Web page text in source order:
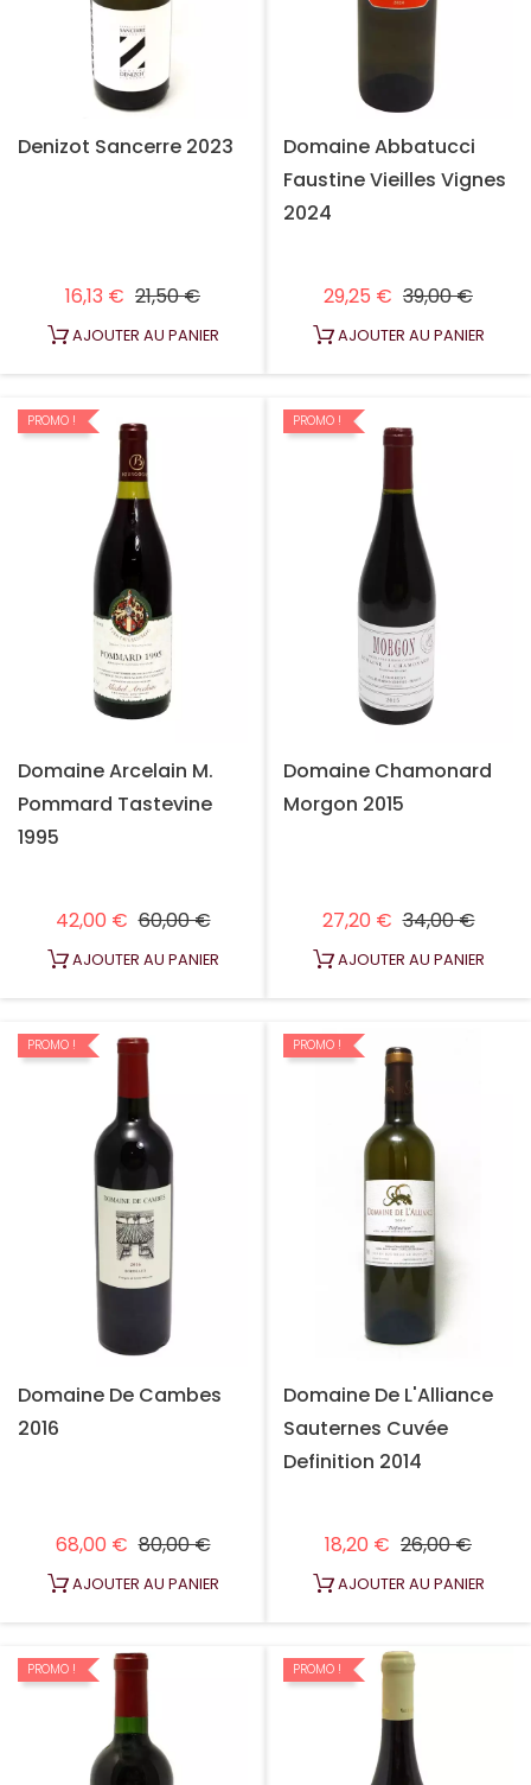
Denizot Sancerre 2023
16,13 € Prix habituel
21,50 €Prix
AJOUTER AU PANIER
Domaine Abbatucci
Faustine Vieilles Vignes
2024
29,25 € Prix habituel
39,00 €Prix
AJOUTER AU PANIER
PROMO !
Domaine Arcelain M.
Pommard Tastevine
1995
42,00 € Prix habituel
60,00 €Prix
AJOUTER AU PANIER
PROMO !
Domaine Chamonard
Morgon 2015
27,20 € Prix habituel
34,00 €Prix
AJOUTER AU PANIER
PROMO !
Domaine De Cambes
2016
68,00 € Prix habituel
80,00 €Prix
AJOUTER AU PANIER
PROMO !
Domaine De L'Alliance
Sauternes Cuvée
Definition 2014
18,20 € Prix habituel
26,00 €Prix
AJOUTER AU PANIER
PROMO ! PROMO !